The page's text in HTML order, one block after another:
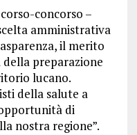
concorso –
amministrativa
il merito
preparazione
lucano.
della salute a
di
nostra regione”.